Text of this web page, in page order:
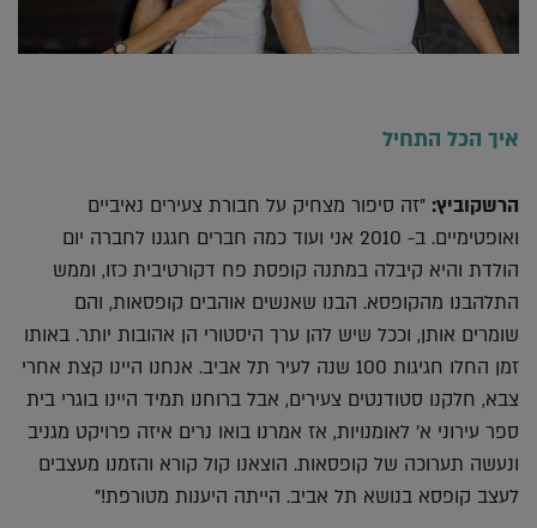
איך הכל התחיל
הרשקוביץ: "זה סיפור מצחיק על חבורת צעירים נאיביים
ואופטימיים. ב- 2010 אני ועוד כמה חברים חגגנו לחברה יום
הולדת והיא קיבלה במתנה קופסת פח דקורטיבית כזו, וממש
התלהבנו מהקופסא. הבנו שאנשים אוהבים קופסאות, והם
שומרים אותן, וככל שיש להן ערך היסטורי הן אהובות יותר. באותו
זמן החלו חגיגות 100 שנה לעיר תל אביב. אנחנו היינו קצת אחרי
צבא, חלקנו סטודנטים צעירים, אבל ברוחנו תמיד היינו בוגרי בית
ספר עירוני א' לאומנויות, אז אמרנו בואו נרים איזה פרויקט מגניב
ונעשה תערוכה של קופסאות. הוצאנו קול קורא והזמנו מעצבים
לעצב קופסא בנושא תל אביב. הייתה היענות מטורפת!"